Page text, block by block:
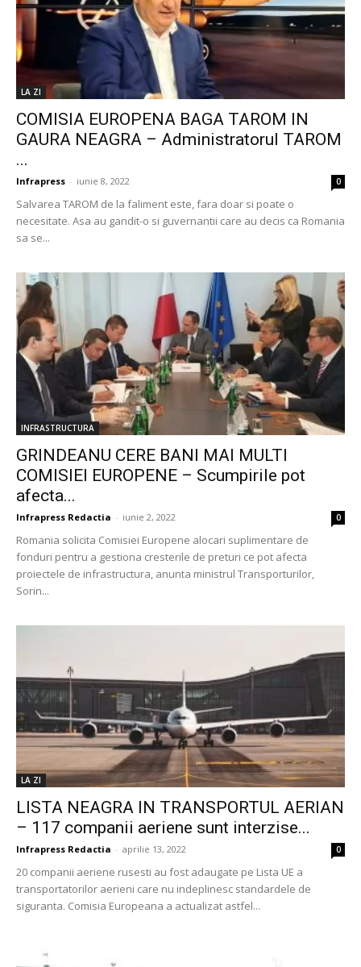
LA ZI
COMISIA EUROPENA BAGA TAROM IN
GAURA NEAGRA – Administratorul TAROM
...
Infrapress - iunie 8, 2022 0
Salvarea TAROM de la faliment este, fara doar si poate o
necesitate. Asa au gandit-o si guvernantii care au decis ca Romania
sa se...
INFRASTRUCTURA
GRINDEANU CERE BANI MAI MULTI
COMISIEI EUROPENE – Scumpirile pot
afecta...
Infrapress Redactia - iunie 2, 2022 0
Romania solicita Comisiei Europene alocari suplimentare de
fonduri pentru a gestiona cresterile de preturi ce pot afecta
proiectele de infrastructura, anunta ministrul Transporturilor,
Sorin...
LA ZI
LISTA NEAGRA IN TRANSPORTUL AERIAN
– 117 companii aeriene sunt interzise...
Infrapress Redactia - aprilie 13, 2022 0
20 companii aeriene rusesti au fost adaugate pe Lista UE a
transportatorilor aerieni care nu indeplinesc standardele de
siguranta. Comisia Europeana a actualizat astfel...